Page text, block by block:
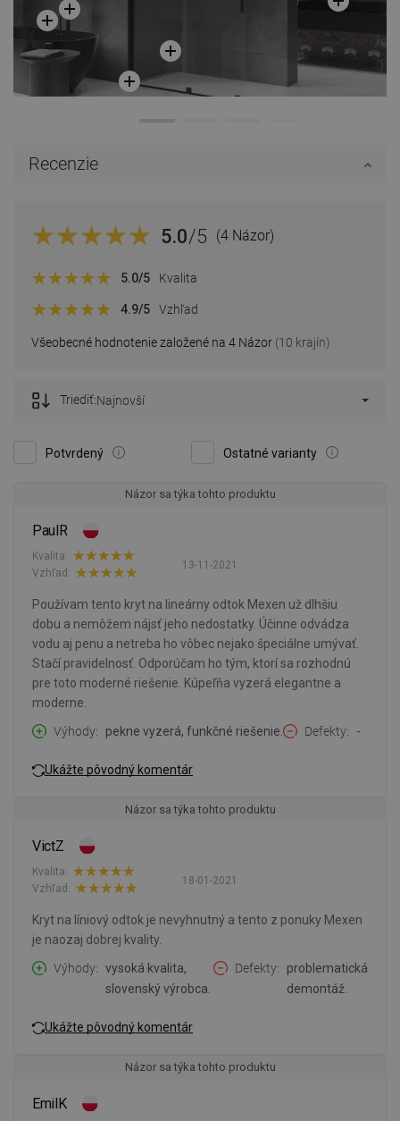
Recenzie
5.0/5 (4 Názor)
Všeobecné hodnotenie založené na 4 Názor (10 krajín)
5.0/5 Kvalita
4.9/5 Vzhľad
Potvrdený Ostatné varianty
Triediť:Najnovší
Názor sa týka tohto produktu
PaulR
13-11-2021
Kvalita:
Vzhľad:
Používam tento kryt na lineárny odtok Mexen už dlhšiu
dobu a nemôžem nájsť jeho nedostatky. Účinne odvádza
vodu aj penu a netreba ho vôbec nejako špeciálne umývať.
Stačí pravidelnosť. Odporúčam ho tým, ktorí sa rozhodnú
pre toto moderné riešenie. Kúpeľňa vyzerá elegantne a
moderne.
Výhody
pekne vyzerá, funkčné riešenie. Defekty -
Ukážte pôvodný komentár
Názor sa týka tohto produktu
VictZ
18-01-2021
Kvalita:
Vzhľad:
Kryt na líniový odtok je nevyhnutný a tento z ponuky Mexen
je naozaj dobrej kvality.
Výhody
vysoká kvalita,
slovenský výrobca.
Defekty
problematická
demontáž.
Ukážte pôvodný komentár
Názor sa týka tohto produktu
EmilK